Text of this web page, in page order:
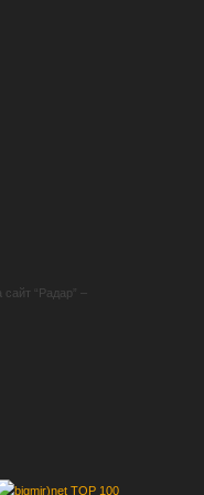
сайт “Радар” –